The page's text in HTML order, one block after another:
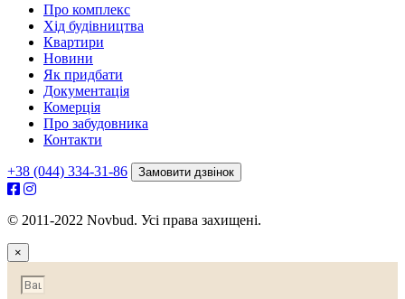
Про комплекс
Хід будівництва
Квартири
Новини
Як придбати
Документація
Комерція
Про забудовника
Контакти
+38 (044) 334-31-86 Замовити дзвінок
© 2011-2022 Novbud. Усі права захищені.
×